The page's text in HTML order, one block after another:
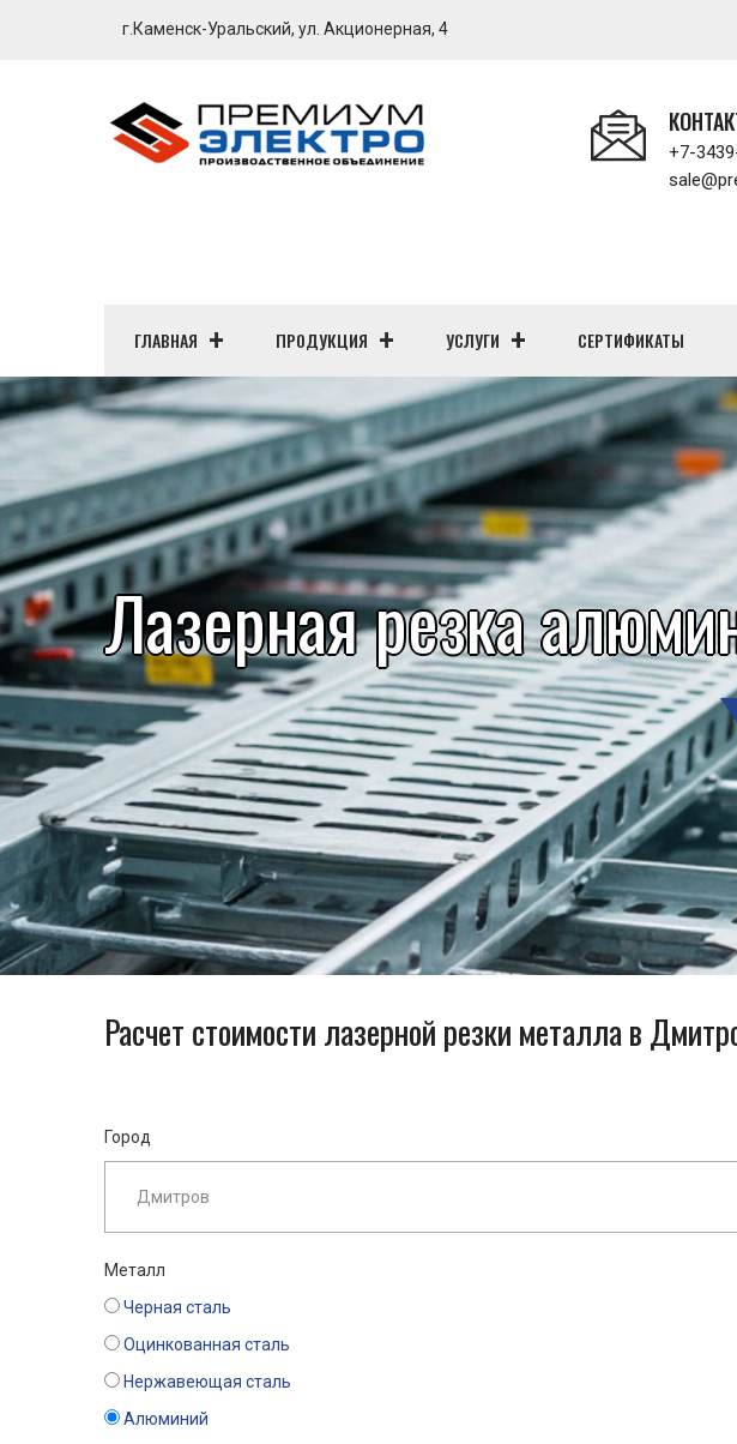
г.Каменск-Уральский, ул. Акционерная, 4
+7-
ГЛАВНАЯ ПРОДУКЦИЯ УСЛУГИ СЕРТИФИКАТЫ
Лазерная резка
Расчет стоимости лазерной резки металла в
Город
Металл
Черная сталь
Оцинкованная сталь
Нержавеющая сталь
Алюминий